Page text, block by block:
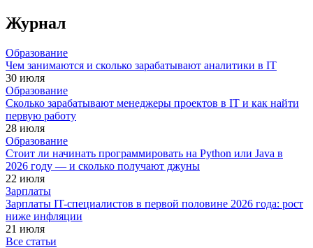
Журнал
Образование
Чем занимаются и сколько зарабатывают аналитики в IT
30 июля
Образование
Сколько зарабатывают менеджеры проектов в IT и как найти
первую работу
28 июля
Образование
Стоит ли начинать программировать на Python или Java в
2026 году — и сколько получают джуны
22 июля
Зарплаты
Зарплаты IT-специалистов в первой половине 2026 года: рост
ниже инфляции
21 июля
Все статьи